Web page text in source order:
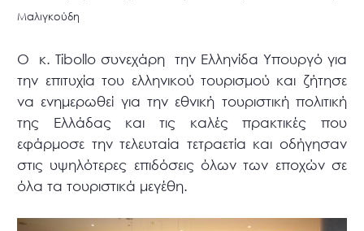
Μαλιγκούδη
Ο κ. Tibollo συνεχάρη την Ελληνίδα Υπουργό για
την επιτυχία του ελληνικού τουρισμού και ζήτησε
να ενημερωθεί για την εθνική τουριστική πολιτική
της Ελλάδας και τις καλές πρακτικές που
εφάρμοσε την τελευταία τετραετία και οδήγησαν
στις υψηλότερες επιδόσεις όλων των εποχών σε
όλα τα τουριστικά μεγέθη.